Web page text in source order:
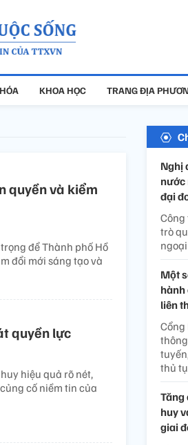
KHOA HỌC TRANG ĐỊA
quyền và kiểm
để Thành phố Hồ
đổi mới sáng tạo và
quyền lực
hiệu quả rõ nét,
cố niềm tin của
Nghị
nước
đại
trò
Một
hành
liên
thủ
Tăng
huy
giai